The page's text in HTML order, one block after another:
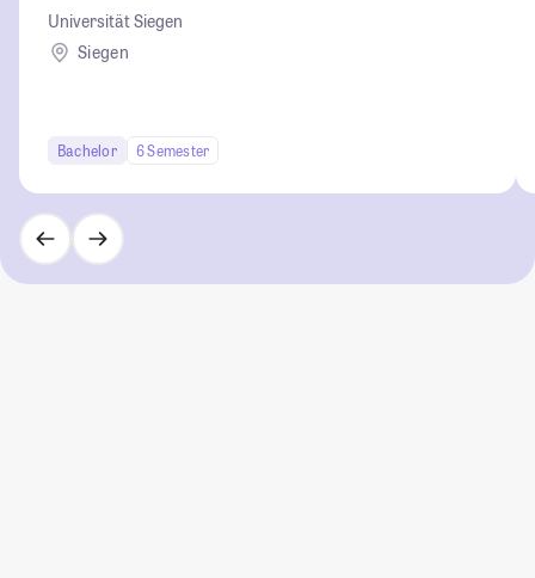
Universität Siegen
Siegen
Bachelor 6 Semester